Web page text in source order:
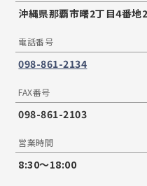
沖縄県那覇市曙2丁目4番地
電話番号
098-861-2134
FAX番号
098-861-2103
営業時間
8:30〜18:00